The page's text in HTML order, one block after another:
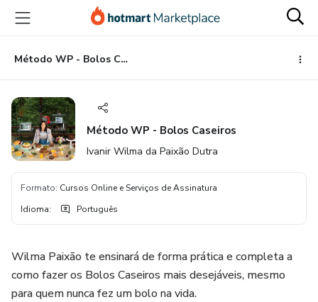
para
conteúdo
principal
para
pagamento
para
rodapé
Método WP - Bolos Caseiros
Método WP - Bolos Caseiros
Ivanir Wilma da Paixão Dutra
Formato: Cursos Online e Serviços de Assinatura
Idioma: Português
Wilma Paixão te ensinará de forma prática e completa a
como fazer os Bolos Caseiros mais desejáveis, mesmo
para quem nunca fez um bolo na vida.